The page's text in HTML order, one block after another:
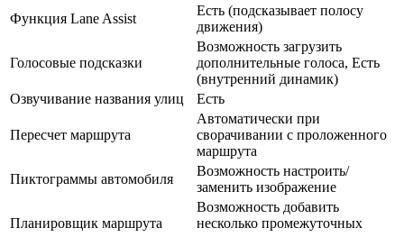
Функция Lane Assist
Есть (подсказывает полосу
движения)
Голосовые подсказки
Возможность загрузить
дополнительные голоса, Есть
(внутренний динамик)
Озвучивание названия улиц
Есть
Пересчет маршрута
Автоматически при
сворачивании с проложенного
маршрута
Пиктограммы автомобиля
Возможность настроить/
заменить изображение
Планировщик маршрута
Возможность добавить
несколько промежуточных